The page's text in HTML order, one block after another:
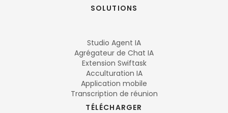
SOLUTIONS
Studio Agent IA
Agrégateur de Chat IA
Extension Swiftask
Acculturation IA
Application mobile
Transcription de réunion
TÉLÉCHARGER